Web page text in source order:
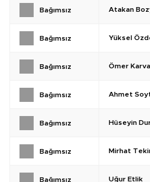
Bağımsız Atakan
Bağımsız Yüksel
Bağımsız Ömer
Bağımsız Ahmet
Bağımsız Hüseyin
Bağımsız Mirhat
Bağımsız Uğur Etlik